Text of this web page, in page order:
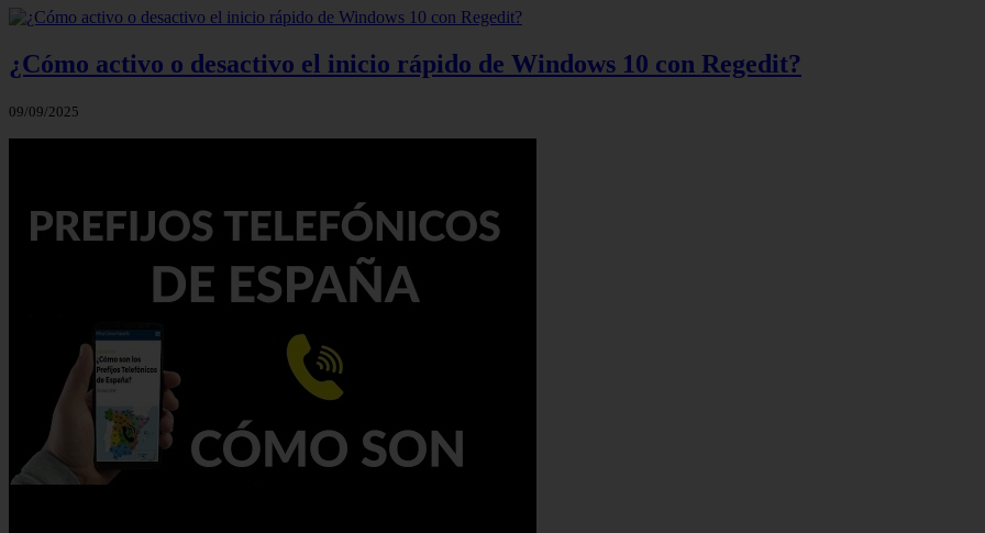
¿Cómo activo o desactivo el inicio rápido de Windows 10 con Regedit?
09/09/2025